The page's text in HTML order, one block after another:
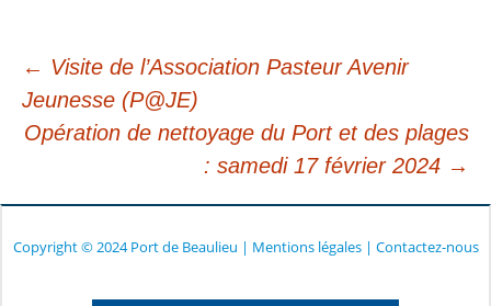
Navigation
articles
← Visite de l’Association Pasteur Avenir
Jeunesse (P@JE)
Opération de nettoyage du Port et des plages
: samedi 17 février 2024 →
Copyright © 2024 Port de Beaulieu | Mentions légales| Contactez-nous